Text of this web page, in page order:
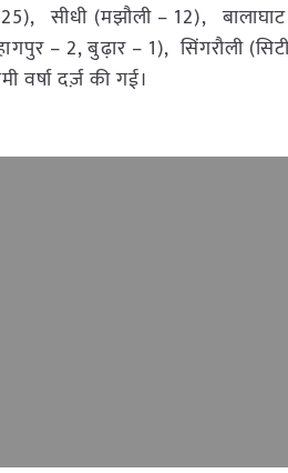
25), सीधी (मझौली – 12),
– 2, बुढ़ार – 1), सिंगरौली
वर्षा दर्ज़ की गई।